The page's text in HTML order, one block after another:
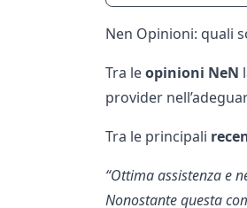
Nen Opinioni: quali
Tra leopinioni NeN
provider
Tra le principali
“Ottima assistenza e
Nonostante questa